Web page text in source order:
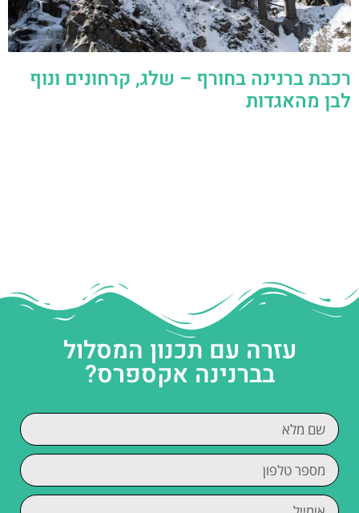
רכבת ברנינה בחורף – שלג, קרחונים ונוף
לבן מהאגדות
עזרה עם תכנון המסלול
בברנינה אקספרס?